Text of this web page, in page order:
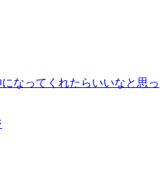
なってくれたらいいなと思っ